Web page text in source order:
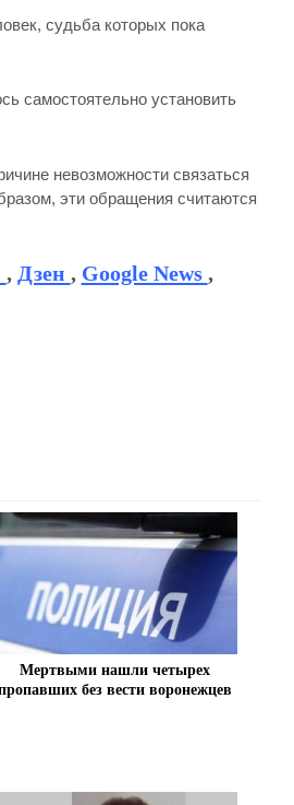
судьба которых пока
самостоятельно установить
невозможности связаться
эти обращения считаются
, Дзен , Google News ,
Мертвыми нашли четырех
без вести воронежцев